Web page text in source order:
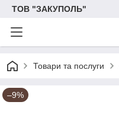
ТОВ "ЗАКУПОЛЬ"
Товари та послуги
–9%